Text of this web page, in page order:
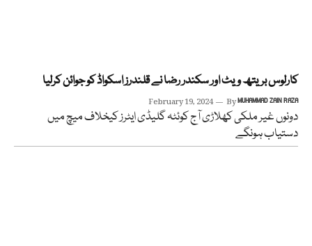
کارلوس بریتھ ویٹ اور سکندر رضا نے قلندرز اسکواڈ کو جوائن کرلیا
February 19, 2024 ByMUHAMMAD ZAIN RAZA
دونوں غیر ملکی کھلاڑی آج کوئٹہ گلیڈی ایٹرز کیخلاف میچ میں
دستیاب ہونگے